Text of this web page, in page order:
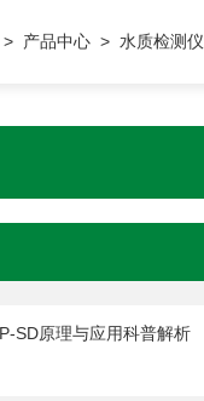
> 产品中心 >水质检测仪
SD原理与应用科普解析